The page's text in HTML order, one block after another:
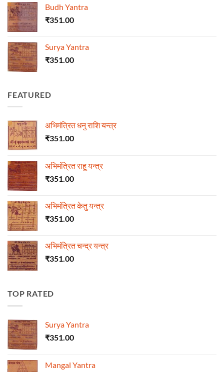
Budh Yantra
₹351.00
Surya Yantra
₹351.00
FEATURED
अभिमंत्रित धनु राशि यन्त्र
₹351.00
अभिमंत्रित राहू यन्त्र
₹351.00
अभिमंत्रित केतु यन्त्र
₹351.00
अभिमंत्रित चन्द्र यन्त्र
₹351.00
TOP RATED
Surya Yantra
₹351.00
Mangal Yantra